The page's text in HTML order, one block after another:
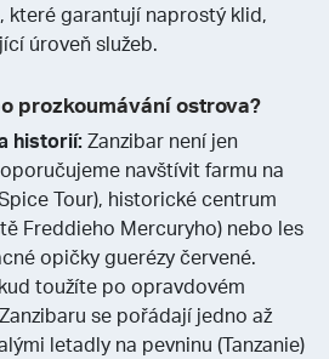
které garantují naprostý klid,
úroveň služeb.
prozkoumávání ostrova?
historií:Zanzibar není jen
navštívit farmu na
Tour), historické centrum
Freddieho Mercuryho) nebo les
opičky guerézy červené.
toužíte po opravdovém
se pořádají jedno až
letadly na pevninu (Tanzanie)